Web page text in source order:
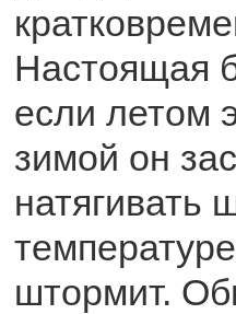
Настоящая
если летом
зимой он
натягивать
штормит.